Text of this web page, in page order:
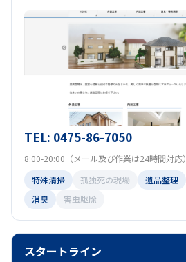
TEL: 0475-86-7050
8:00-20:00（メール及び作業は24時間対応）
特殊清掃
孤独死の現場 遺品整理
消臭
害虫駆除
スタートライン